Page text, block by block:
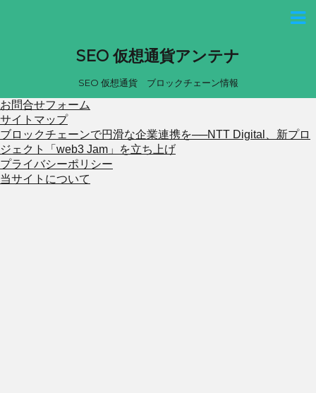
SEO 仮想通貨アンテナ
SEO 仮想通貨 ブロックチェーン情報
お問合せフォーム
サイトマップ
ブロックチェーンで円滑な企業連携を──NTT Digital、新プロ
ジェクト「web3 Jam」を立ち上げ
プライバシーポリシー
当サイトについて